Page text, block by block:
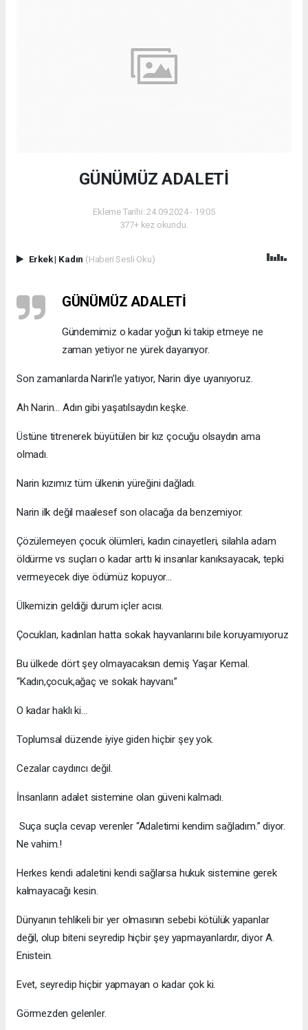
GÜNÜMÜZ ADALETİ
Ekleme Tarihi: 24.09.2024 - 19:05
377+ kez okundu.
Erkek| Kadın (Haberi Sesli Oku)
GÜNÜMÜZ ADALETİ
Gündemimiz o kadar yoğun ki takip etmeye ne
zaman yetiyor ne yürek dayanıyor.
Son zamanlarda Narin’le yatıyor, Narin diye uyanıyoruz.
Ah Narin… Adın gibi yaşatılsaydın keşke.
Üstüne titrenerek büyütülen bir kız çocuğu olsaydın ama
olmadı.
Narin kızımız tüm ülkenin yüreğini dağladı.
Narin ilk değil maalesef son olacağa da benzemiyor.
Çözülemeyen çocuk ölümleri, kadın cinayetleri, silahla adam
öldürme vs suçları o kadar arttı ki insanlar kanıksayacak, tepki
vermeyecek diye ödümüz kopuyor...
Ülkemizin geldiği durum içler acısı.
Çocukları, kadınları hatta sokak hayvanlarını bile koruyamıyoruz
Bu ülkede dört şey olmayacaksın demiş Yaşar Kemal.
“Kadın,çocuk,ağaç ve sokak hayvanı.”
O kadar haklı ki…
Toplumsal düzende iyiye giden hiçbir şey yok.
Cezalar caydırıcı değil.
İnsanların adalet sistemine olan güveni kalmadı.
Suça suçla cevap verenler “Adaletimi kendim sağladım.” diyor.
Ne vahim.!
Herkes kendi adaletini kendi sağlarsa hukuk sistemine gerek
kalmayacağı kesin.
Dünyanın tehlikeli bir yer olmasının sebebi kötülük yapanlar
değil, olup biteni seyredip hiçbir şey yapmayanlardır, diyor A.
Enistein.
Evet, seyredip hiçbir yapmayan o kadar çok ki.
Görmezden gelenler.